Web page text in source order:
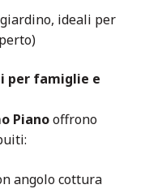
ideali per
per famiglie e
Pianooffrono
angolo cottura